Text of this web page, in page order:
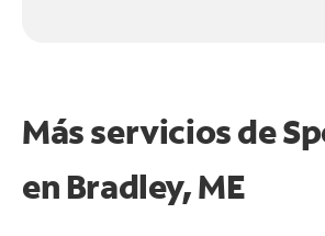
Más servicios de
en Bradley, ME